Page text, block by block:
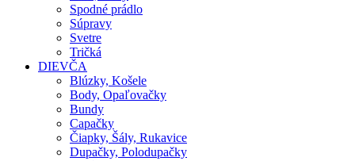
Spodné prádlo
Súpravy
Svetre
Tričká
DIEVČA
Blúzky, Košele
Body, Opaľovačky
Bundy
Capačky
Čiapky, Šály, Rukavice
Dupačky, Polodupačky